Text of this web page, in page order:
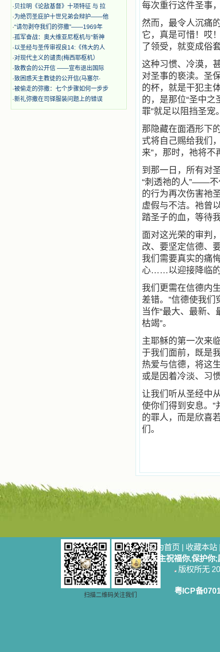
时，我为他们的在天之灵祈祷，我哭
着，为自已的同胞带给他们的苦难而
哀号。我一遍遍地重读那一行行被我
的斑斑泪痕弄得模糊不清的字句，那
些被主的爱火所燃烧而离开家乡来到
中国的传教士，我多么爱你们啊！我
心中流淌着多少感激的泪水。 他
们受苦却觉得喜乐，因为他们爱主，
他们感到能为主受一点苦是多么喜乐
的事。他们受苦时仍在唱着感谢的
歌，因他们无法不称颂主，因主使他
此无益的书一概不看了。我一遍遍地
重温这些我喜欢的书籍，一遍又一遍
地回味书中那些难忘的情景，我和他
这些圣人中有许多也曾是罪人，使我
也能向他们敞开心门。我一会儿求这
个圣人为我转祷，一会儿求那个圣人
为我祈求圣宠，这些圣人使我的生活
变得丰富多彩。我想，既然他们真心
爱天主，那么他们也会真心爱我。现
在他们和天主如此接近，当世人向他
·贝拉明《论敌基督》十项特征 与 拉
·为绝罚圣庇护十世兄弟会辩护——他
·“请勿剥夺我们的弥撒”——1969年
·孤军奋战：奥大维亚尼枢机与“新神
·以圣经与圣传审视良14:《伟大的人
·对现代主义的谴责(梅西耶枢机）
·致教会的公开信 ——宣布退出国际
·致困惑天主教徒的公开信(马塞尔·
·被偷走的弥撒：七个步骤如何一步步
·新礼弥撒在司铎服装问题上的错误
每次重行这件圣事
然而，最令人沉痛
它，真是可惜！哎
了领受，就变成俗
这种习惯、冷漠，
对圣事的亵渎。圣
的杯，就是干犯主
的，是那位“圣中之
罪”就足以阻挡圣宠
那隐藏在面酒形下
式将自己赐给我们
来”，那时，祂将
到那一日，所有对
“刺透祂的人”——不
的行为再次伤害祂
虚假与不洁。 祂曾
踏圣子的血，等待
面对这光荣的审判
改、要坚定信德、
我们需要真实的痛
心……以迎接降临
我们更需在信德内
差错。”信德使我
当作“最大、最新
枯竭”。
主耶稣的第一次来
于我们面前，既是
热爱与信德，将这
或是因着冷淡、习
让我们听从圣经中
使你们得到安息。
的罪人，而是欣喜
们。
扫描二维码关注我们
设为首页 | 收藏本站
愿天主祝福你,保护你
版权所无
粤ICP备